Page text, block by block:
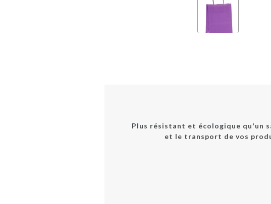
Plus résistant et écologique qu'un
et le transport de vos